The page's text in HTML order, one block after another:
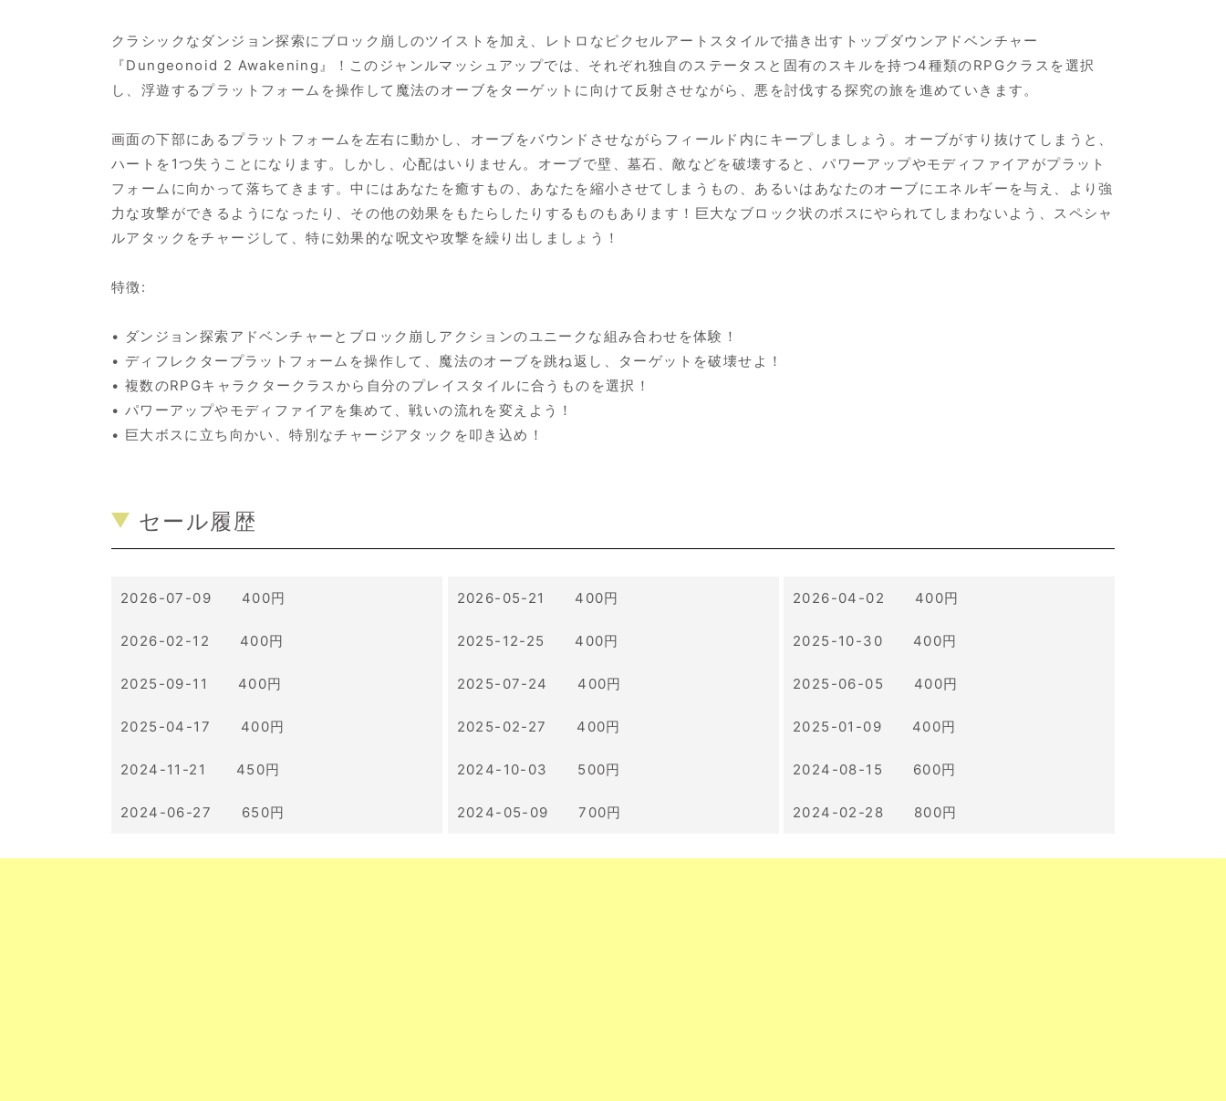
クラシックなダンジョン探索にブロック崩しのツイストを加え、レトロなピクセルアートスタイルで描き出すトップダウンアドベンチャー
『Dungeonoid 2 Awakening』！このジャンルマッシュアップでは、それぞれ独自のステータスと固有のスキルを持つ4種類のRPGクラスを選択
し、浮遊するプラットフォームを操作して魔法のオーブをターゲットに向けて反射させながら、悪を討伐する探究の旅を進めていきます。
画面の下部にあるプラットフォームを左右に動かし、オーブをバウンドさせながらフィールド内にキープしましょう。オーブがすり抜けてしまうと、
ハートを1つ失うことになります。しかし、心配はいりません。オーブで壁、墓石、敵などを破壊すると、パワーアップやモディファイアがプラット
フォームに向かって落ちてきます。中にはあなたを癒すもの、あなたを縮小させてしまうもの、あるいはあなたのオーブにエネルギーを与え、より強
力な攻撃ができるようになったり、その他の効果をもたらしたりするものもあります！巨大なブロック状のボスにやられてしまわないよう、スペシャ
ルアタックをチャージして、特に効果的な呪文や攻撃を繰り出しましょう！
特徴:
• ダンジョン探索アドベンチャーとブロック崩しアクションのユニークな組み合わせを体験！
• ディフレクタープラットフォームを操作して、魔法のオーブを跳ね返し、ターゲットを破壊せよ！
• 複数のRPGキャラクタークラスから自分のプレイスタイルに合うものを選択！
• パワーアップやモディファイアを集めて、戦いの流れを変えよう！
• 巨大ボスに立ち向かい、特別なチャージアタックを叩き込め！
セール履歴
2026-07-09 400円 2026-05-21 400円 2026-04-02 400円
2026-02-12 400円 2025-12-25 400円 2025-10-30 400円
2025-09-11 400円 2025-07-24 400円 2025-06-05 400円
2025-04-17 400円 2025-02-27 400円 2025-01-09 400円
2024-11-21 450円 2024-10-03 500円 2024-08-15 600円
2024-06-27 650円 2024-05-09 700円 2024-02-28 800円